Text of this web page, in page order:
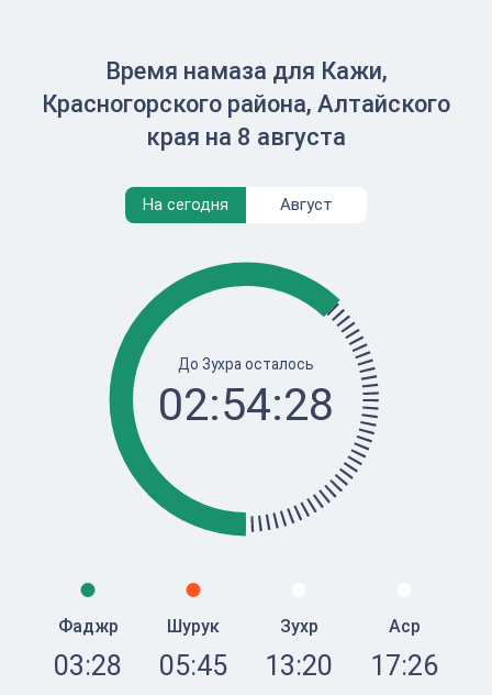
Время намаза для Кажи,
Красногорского района, Алтайского
края на 8 августа
На сегодня Август
До Зухра осталось
02:54:28
Фаджр
03:28
Шурук
05:45
Зухр
13:20
Аср
17:26